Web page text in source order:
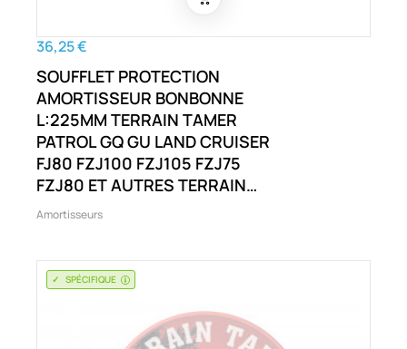
36,25 €
SOUFFLET PROTECTION
AMORTISSEUR BONBONNE
L:225MM TERRAIN TAMER
PATROL GQ GU LAND CRUISER
FJ80 FZJ100 FZJ105 FZJ75
FZJ80 ET AUTRES TERRAIN
TAMER MAVERICK DA PATROL
AUTRES
Amortisseurs
SPÉCIFIQUE